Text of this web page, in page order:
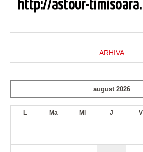
ARHIVA
august 2026
L Ma Mi J V